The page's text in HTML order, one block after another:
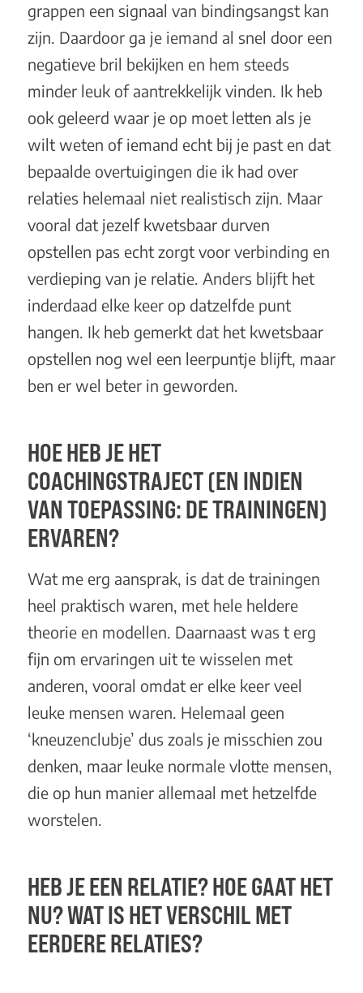
grappen een signaal van bindingsangst kan
zijn. Daardoor ga je iemand al snel door een
negatieve bril bekijken en hem steeds
minder leuk of aantrekkelijk vinden. Ik heb
ook geleerd waar je op moet letten als je
wilt weten of iemand echt bij je past en dat
bepaalde overtuigingen die ik had over
relaties helemaal niet realistisch zijn. Maar
vooral dat jezelf kwetsbaar durven
opstellen pas echt zorgt voor verbinding en
verdieping van je relatie. Anders blijft het
inderdaad elke keer op datzelfde punt
hangen. Ik heb gemerkt dat het kwetsbaar
opstellen nog wel een leerpuntje blijft, maar
ben er wel beter in geworden.
HOE HEB JE HET
COACHINGSTRAJECT (EN INDIEN
VAN TOEPASSING: DE TRAININGEN)
ERVAREN?
Wat me erg aansprak, is dat de trainingen
heel praktisch waren, met hele heldere
theorie en modellen. Daarnaast was t erg
fijn om ervaringen uit te wisselen met
anderen, vooral omdat er elke keer veel
leuke mensen waren. Helemaal geen
‘kneuzenclubje’ dus zoals je misschien zou
denken, maar leuke normale vlotte mensen,
die op hun manier allemaal met hetzelfde
worstelen.
HEB JE EEN RELATIE? HOE GAAT HET
NU? WAT IS HET VERSCHIL MET
EERDERE RELATIES?